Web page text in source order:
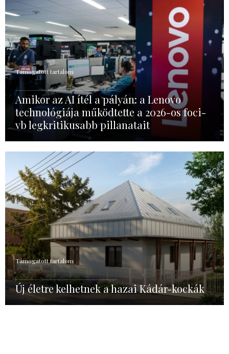
Támogatott tartalom
Amikor az AI ítél a pályán: a Lenovo
technológiája működtette a 2026-os foci-
vb legkritikusabb pillanatait
Támogatott tartalom
Új életre kelhetnek a hazai Kádár-kockák